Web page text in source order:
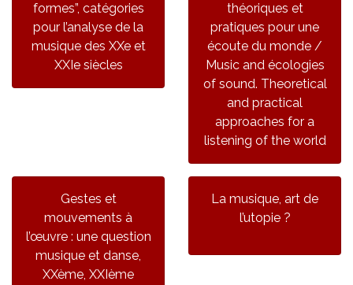
formes”, catégories
pour l’analyse de la
musique des XXe et
XXIe siècles
théoriques et
pratiques pour une
écoute du monde /
Music and écologies
of sound. Theoretical
and practical
approaches for a
listening of the world
Gestes et
mouvements à
l’œuvre : une question
musique et danse,
XXème, XXIème
La musique, art de
l’utopie ?